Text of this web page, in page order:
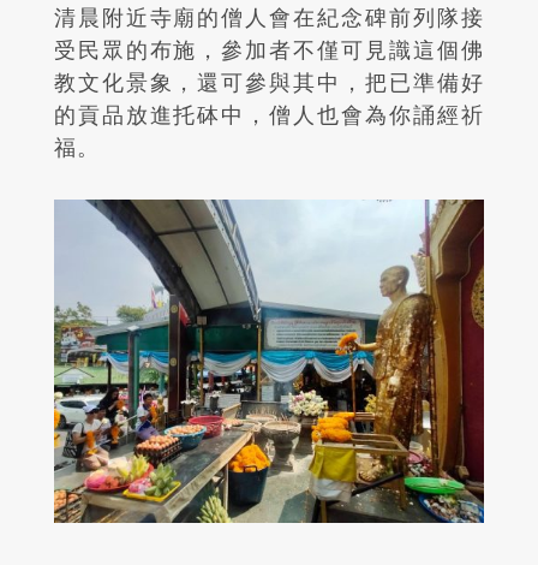
清晨附近寺廟的僧人會在紀念碑前列隊接
受民眾的布施，參加者不僅可見識這個佛
教文化景象，還可參與其中，把已準備好
的貢品放進托砵中，僧人也會為你誦經祈
福。